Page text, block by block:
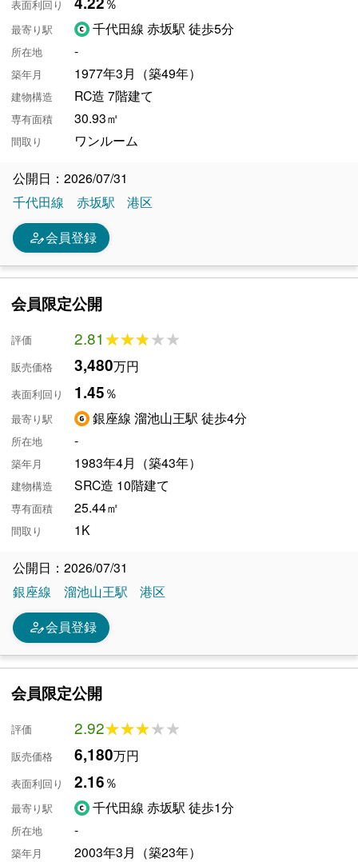
表面利回り
最寄り駅 千代田線 赤坂駅 徒歩5分
所在地 -
築年月 1977年3月（築49年）
建物構造 RC造 7階建て
専有面積 30.93㎡
間取り ワンルーム
公開日：2026/07/31
千代田線
赤坂駅 港区
person_edit会員登録
会員限定公開
評価 2.81★★★★★
★★★★★
販売価格 3,480万円
表面利回り 1.45％
最寄り駅 銀座線 溜池山王駅 徒歩4分
所在地 -
築年月 1983年4月（築43年）
建物構造 SRC造 10階建て
専有面積 25.44㎡
間取り 1K
公開日：2026/07/31
銀座線
溜池山王駅 港区
person_edit会員登録
会員限定公開
評価 2.92★★★★★
★★★★★
販売価格 6,180万円
表面利回り 2.16％
最寄り駅 千代田線 赤坂駅 徒歩1分
所在地 -
築年月 2003年3月（築23年）